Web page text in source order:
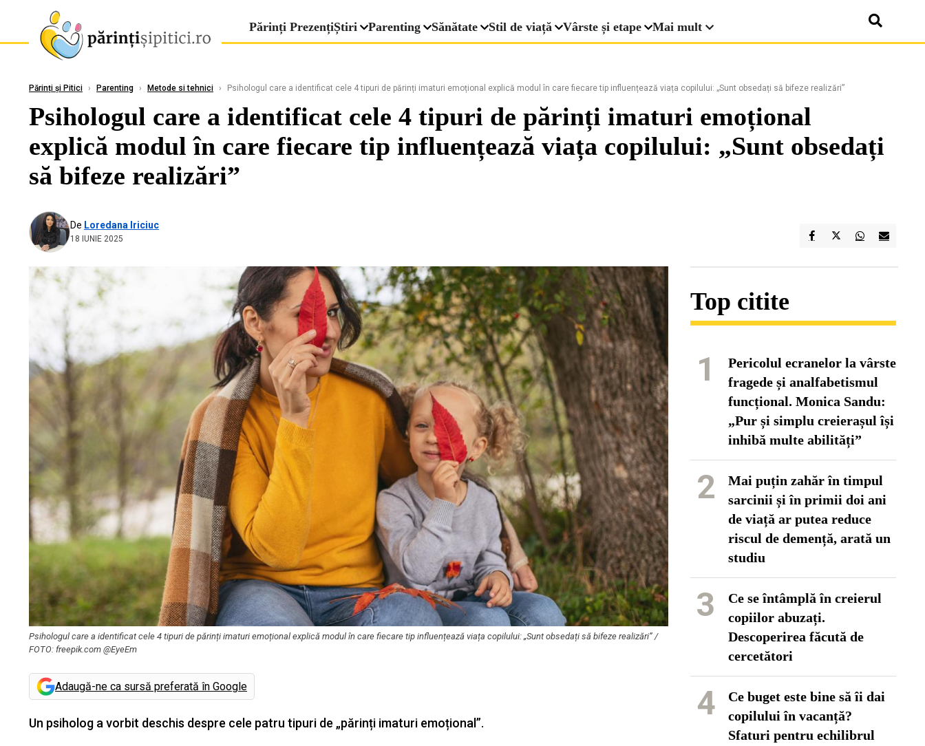
Părinți PrezențiȘtiri Parenting Sănătate Stil de viață Vârste și etape Mai mult
Părinți și Pitici › Parenting › Metode si tehnici › Psihologul care a identificat cele 4 tipuri de părinți imaturi emoțional explică modul în care fiecare tip influențează viața copilului: „Sunt obsedați să bifeze realizări”
Psihologul care a identificat cele 4 tipuri de părinți imaturi emoțional
explică modul în care fiecare tip influențează viața copilului: „Sunt obsedați
să bifeze realizări”
De Loredana Iriciuc
18 IUNIE 2025
Psihologul care a identificat cele 4 tipuri de părinți imaturi emoțional explică modul în care fiecare tip influențează viața copilului: „Sunt obsedați să bifeze realizări” /
FOTO: freepik.com @EyeEm
Adaugă-ne ca sursă preferată în Google
Un psiholog a vorbit deschis despre cele patru tipuri de „părinți imaturi emoțional”.
Top citite
1
Pericolul ecranelor la vârste
fragede și analfabetismul
funcțional. Monica Sandu:
„Pur și simplu creierașul își
inhibă multe abilități”
2
Mai puțin zahăr în timpul
sarcinii și în primii doi ani
de viață ar putea reduce
riscul de demență, arată un
studiu
3
Ce se întâmplă în creierul
copiilor abuzați.
Descoperirea făcută de
cercetători
4
Ce buget este bine să îi dai
copilului în vacanță?
Sfaturi pentru echilibrul